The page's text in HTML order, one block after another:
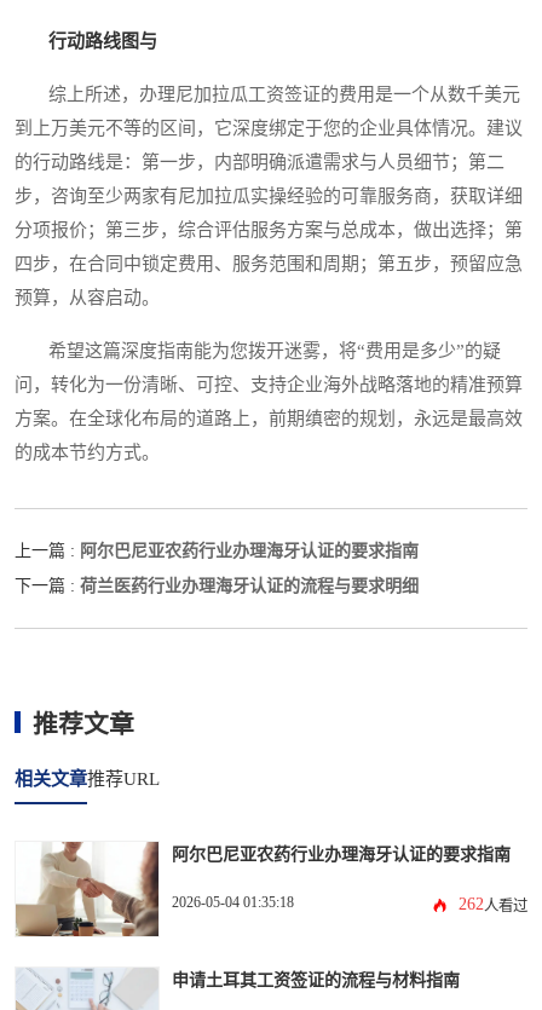
行动路线图与
综上所述，办理尼加拉瓜工资签证的费用是一个从数千美元
到上万美元不等的区间，它深度绑定于您的企业具体情况。建议
的行动路线是：第一步，内部明确派遣需求与人员细节；第二
步，咨询至少两家有尼加拉瓜实操经验的可靠服务商，获取详细
分项报价；第三步，综合评估服务方案与总成本，做出选择；第
四步，在合同中锁定费用、服务范围和周期；第五步，预留应急
预算，从容启动。
希望这篇深度指南能为您拨开迷雾，将“费用是多少”的疑
问，转化为一份清晰、可控、支持企业海外战略落地的精准预算
方案。在全球化布局的道路上，前期缜密的规划，永远是最高效
的成本节约方式。
上一篇 : 阿尔巴尼亚农药行业办理海牙认证的要求指南
下一篇 : 荷兰医药行业办理海牙认证的流程与要求明细
推荐文章
相关文章推荐URL
阿尔巴尼亚农药行业办理海牙认证的要求指南
2026-05-04 01:35:18 262人看过
申请土耳其工资签证的流程与材料指南